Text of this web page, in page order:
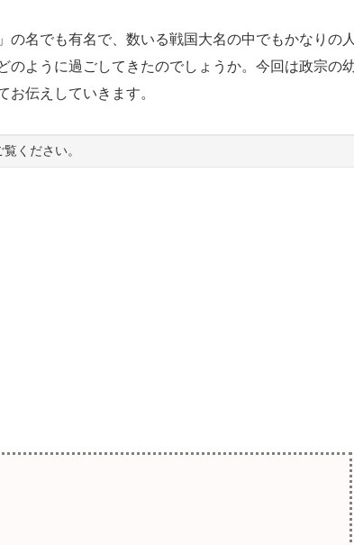
名でも有名で、数いる戦国大名の中でもかなりの
のように過ごしてきたのでしょうか。今回は政宗の
伝えしていきます。
覧ください。